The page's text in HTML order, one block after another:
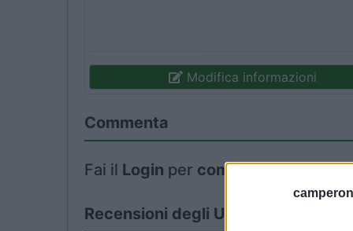
Modifica informazioni
Commenta
Fai il Login per commentare.
Recensioni degli Utenti